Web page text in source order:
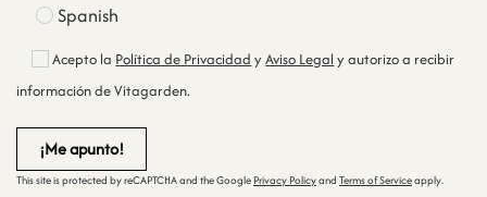
Spanish
Acepto la Política de Privacidad yAviso Legal y autorizo a recibir
información de Vitagarden.
This site is protected by reCAPTCHA and the Google Privacy Policyand Terms of Serviceapply.